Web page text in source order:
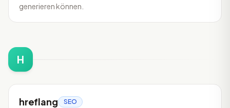
generieren können.
H
hreflang SEO